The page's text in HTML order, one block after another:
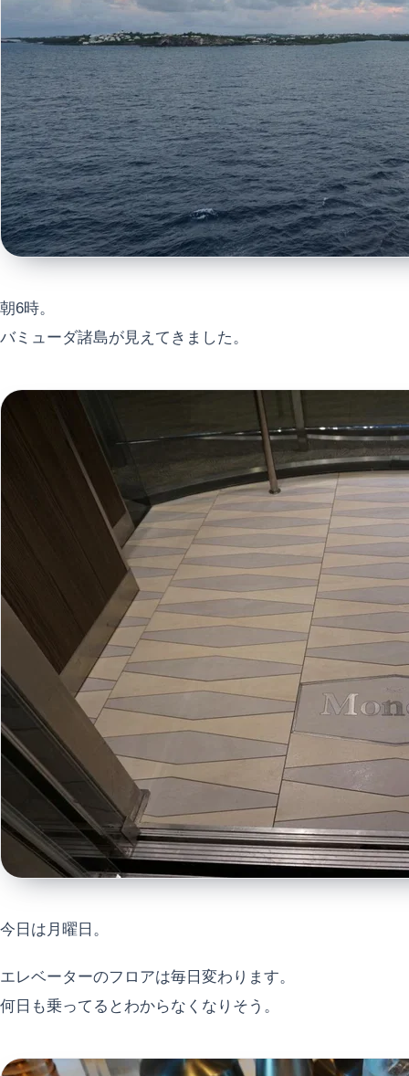
朝6時。
バミューダ諸島が見えてきました。
今日は月曜日。
エレベーターのフロアは毎日変わります。
何日も乗ってるとわからなくなりそう。